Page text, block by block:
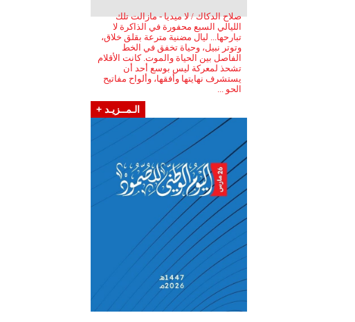
صلاح الدكاك / لا ميديا - مازالت تلك
الليالي السبع محفورة في الذاكرة لا
تبارحها... ليال مضنية مترعة بقلق خلاق،
وتوتر نبيل، وحياة تخفق في الخط
الفاصل بين الحياة والموت. كانت الأقلام
تشحذ لمعركة ليس بوسع أحد أن
يستشرف نهايتها وأفقها، وألواح مفاتيح
الحو ...
الـمــزيـد +